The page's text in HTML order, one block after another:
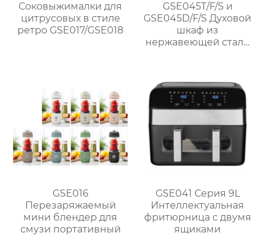
Соковыжималки для
цитрусовых в стиле
ретро GSE017/GSE018
GSE045T/F/S и
GSE045D/F/S Духовой
шкаф из
нержавеющей стали
GSE016
Перезаряжаемый
мини блендер для
смузи портативный
GSE041 Серия 9L
Интеллектуальная
фритюрница с двумя
ящиками